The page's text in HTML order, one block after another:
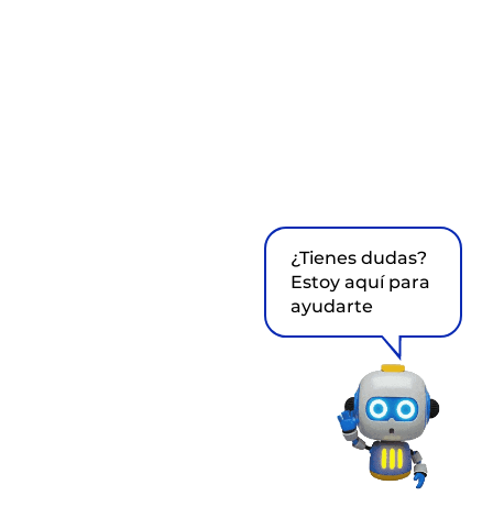
¿Tienes dudas?
Estoy aquí para
ayudarte